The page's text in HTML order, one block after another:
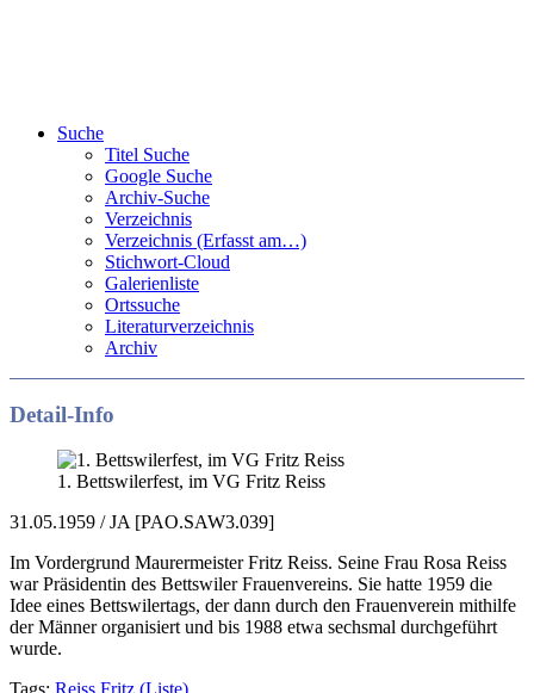
Suche
Titel Suche
Google Suche
Archiv-Suche
Verzeichnis
Verzeichnis (Erfasst am…)
Stichwort-Cloud
Galerienliste
Ortssuche
Literaturverzeichnis
Archiv
Detail-Info
1. Bettswilerfest, im VG Fritz Reiss
31.05.1959 / JA [PAO.SAW3.039]
Im Vordergrund Maurermeister Fritz Reiss. Seine Frau Rosa Reiss
war Präsidentin des Bettswiler Frauenvereins. Sie hatte 1959 die
Idee eines Bettswilertags, der dann durch den Frauenverein mithilfe
der Männer organisiert und bis 1988 etwa sechsmal durchgeführt
wurde.